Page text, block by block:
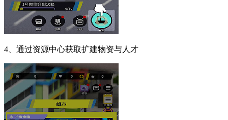
4、通过资源中心获取扩建物资与人才